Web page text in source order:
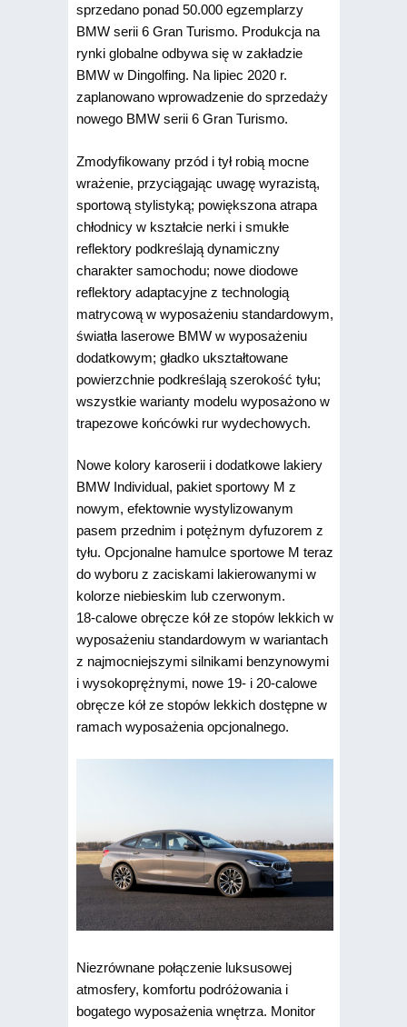
sprzedano ponad 50.000 egzemplarzy
BMW serii 6 Gran Turismo. Produkcja na
rynki globalne odbywa się w zakładzie
BMW w Dingolfing. Na lipiec 2020 r.
zaplanowano wprowadzenie do sprzedaży
nowego BMW serii 6 Gran Turismo.
Zmodyfikowany przód i tył robią mocne
wrażenie, przyciągając uwagę wyrazistą,
sportową stylistyką; powiększona atrapa
chłodnicy w kształcie nerki i smukłe
reflektory podkreślają dynamiczny
charakter samochodu; nowe diodowe
reflektory adaptacyjne z technologią
matrycową w wyposażeniu standardowym,
światła laserowe BMW w wyposażeniu
dodatkowym; gładko ukształtowane
powierzchnie podkreślają szerokość tyłu;
wszystkie warianty modelu wyposażono w
trapezowe końcówki rur wydechowych.
Nowe kolory karoserii i dodatkowe lakiery
BMW Individual, pakiet sportowy M z
nowym, efektownie wystylizowanym
pasem przednim i potężnym dyfuzorem z
tyłu. Opcjonalne hamulce sportowe M teraz
do wyboru z zaciskami lakierowanymi w
kolorze niebieskim lub czerwonym.
18-calowe obręcze kół ze stopów lekkich w
wyposażeniu standardowym w wariantach
z najmocniejszymi silnikami benzynowymi
i wysokoprężnymi, nowe 19- i 20-calowe
obręcze kół ze stopów lekkich dostępne w
ramach wyposażenia opcjonalnego.
Niezrównane połączenie luksusowej
atmosfery, komfortu podróżowania i
bogatego wyposażenia wnętrza. Monitor